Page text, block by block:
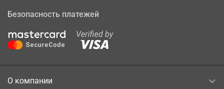
Безопасность платежей
О компании